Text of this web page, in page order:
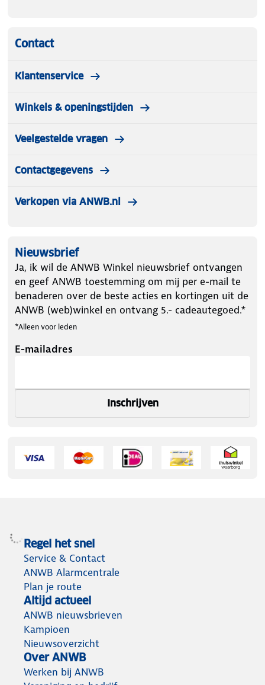
Contact
Klantenservice
Winkels & openingstijden
Veelgestelde vragen
Contactgegevens
Verkopen via ANWB.nl
Nieuwsbrief
Ja, ik wil de ANWB Winkel nieuwsbrief ontvangen
en geef ANWB toestemming om mij per e-mail te
benaderen over de beste acties en kortingen uit de
ANWB (web)winkel en ontvang 5.- cadeautegoed.*
*Alleen voor leden
E-mailadres
Inschrijven
Regel het snel
Service & Contact
ANWB Alarmcentrale
Plan je route
Altijd actueel
ANWB nieuwsbrieven
Kampioen
Nieuwsoverzicht
Over ANWB
Werken bij ANWB